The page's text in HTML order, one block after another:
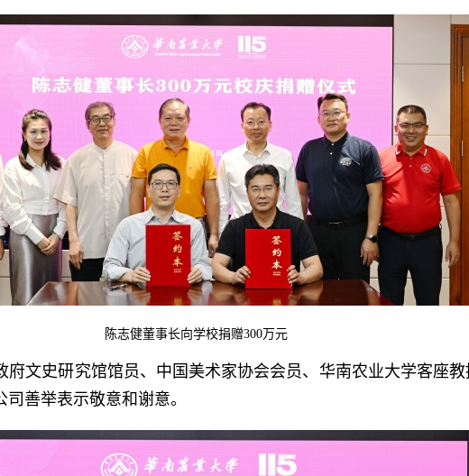
陈志健董事长向学校捐赠300万元
文史研究馆馆员、中国美术家协会会员、华南农业大学客座教
善举表示敬意和谢意。